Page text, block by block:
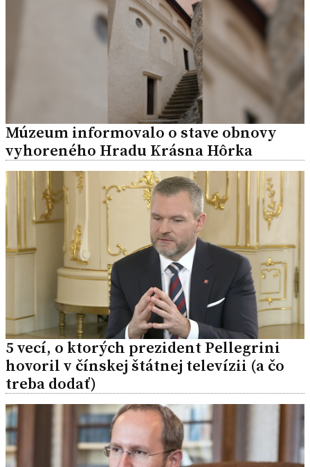
Múzeum informovalo o stave obnovy
vyhoreného Hradu Krásna Hôrka
5 vecí, o ktorých prezident Pellegrini
hovoril v čínskej štátnej televízii (a čo
treba dodať)